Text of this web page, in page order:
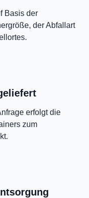
Basis der
der Abfallart
erfolgt die
zum